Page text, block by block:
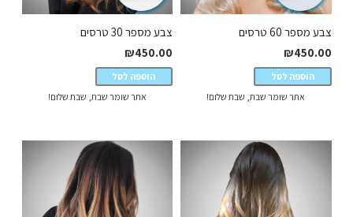
צבע מספר 60 טרסים
₪450.00
הוספה לסל
אתר שומר שבת, שבת שלום!
צבע מספר 30 טרסים
₪450.00
הוספה לסל
אתר שומר שבת, שבת שלום!